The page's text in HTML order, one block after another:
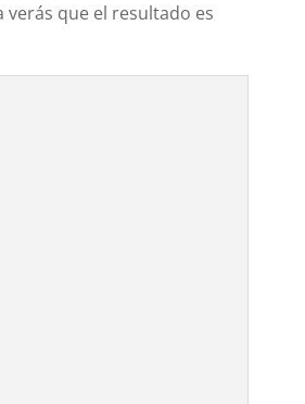
verás que el resultado es